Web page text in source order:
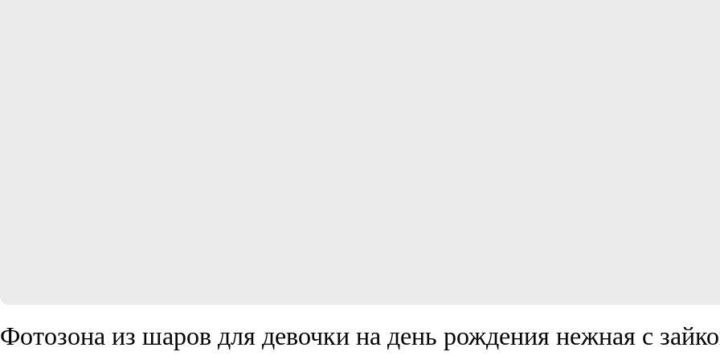
Фотозона из шаров для девочки на день рождения нежная с